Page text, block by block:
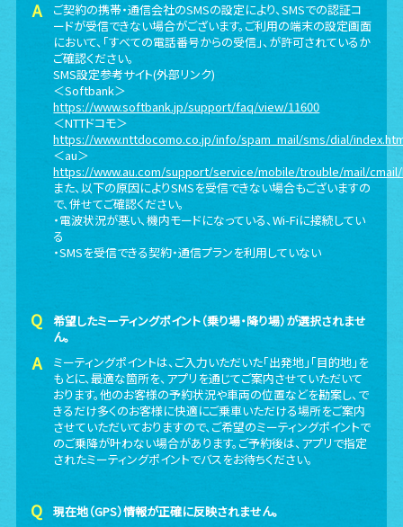
ご契約の携帯・通信会社のSMSの設定により、SMSでの認証コ
ードが受信できない場合がございます。ご利用の端末の設定画面
において、「すべての電話番号からの受信」、が許可されているか
ご確認ください。
SMS設定参考サイト(外部リンク)
＜Softbank＞
https://www.softbank.jp/support/faq/view/11600
＜NTTドコモ＞
https://www.nttdocomo.co.jp/info/spam_mail/sms/dial/
＜au＞
https://www.au.com/support/service/mobile/trouble/mail/
また、以下の原因によりSMSを受信できない場合もございますの
で、併せてご確認ください。
・電波状況が悪い、機内モードになっている、Wi-Fiに接続してい
る
・SMSを受信できる契約・通信プランを利用していない
希望したミーティングポイント（乗り場・降り場）が選択されませ
ん。
ミーティングポイントは、ご入力いただいた「出発地」「目的地」を
もとに、最適な箇所を、アプリを通じてご案内させていただいて
おります。他のお客様の予約状況や車両の位置などを勘案し、で
きるだけ多くのお客様に快適にご乗車いただける場所をご案内
させていただいておりますので、ご希望のミーティングポイントで
のご乗降が叶わない場合があります。ご予約後は、アプリで指定
されたミーティングポイントでバスをお待ちください。
現在地（GPS）情報が正確に反映されません。